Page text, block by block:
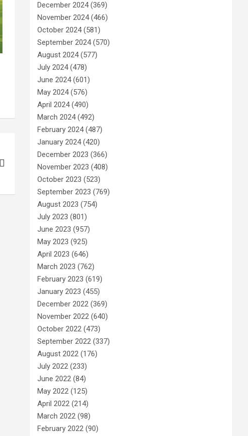
December 2024(369)
November 2024(466)
October 2024(581)
September 2024(570)
August 2024(577)
July 2024(478)
June 2024(601)
May 2024(576)
April 2024(490)
March 2024(492)
February 2024(487)
January 2024(420)
December 2023 (366)
November 2023 (408)
October 2023 (523)
September 2023 (769)
August 2023 (754)
July 2023 (801)
June 2023 (957)
May 2023 (925)
April 2023 (646)
March 2023 (762)
February 2023 (619)
January 2023 (455)
December 2022 (369)
November 2022 (640)
October 2022 (473)
September 2022 (337)
August 2022 (176)
July 2022 (233)
June 2022 (84)
May 2022 (125)
April 2022 (214)
March 2022 (98)
February 2022 (90)